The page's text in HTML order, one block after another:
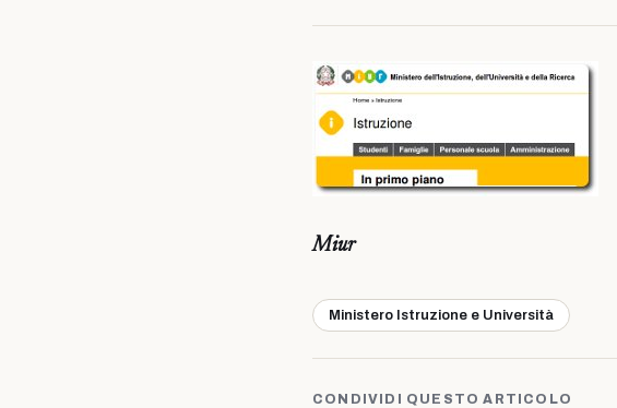
Miur
Ministero Istruzione e Università
CONDIVIDI QUESTO ARTICOLO